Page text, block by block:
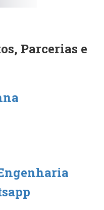
Parcerias e